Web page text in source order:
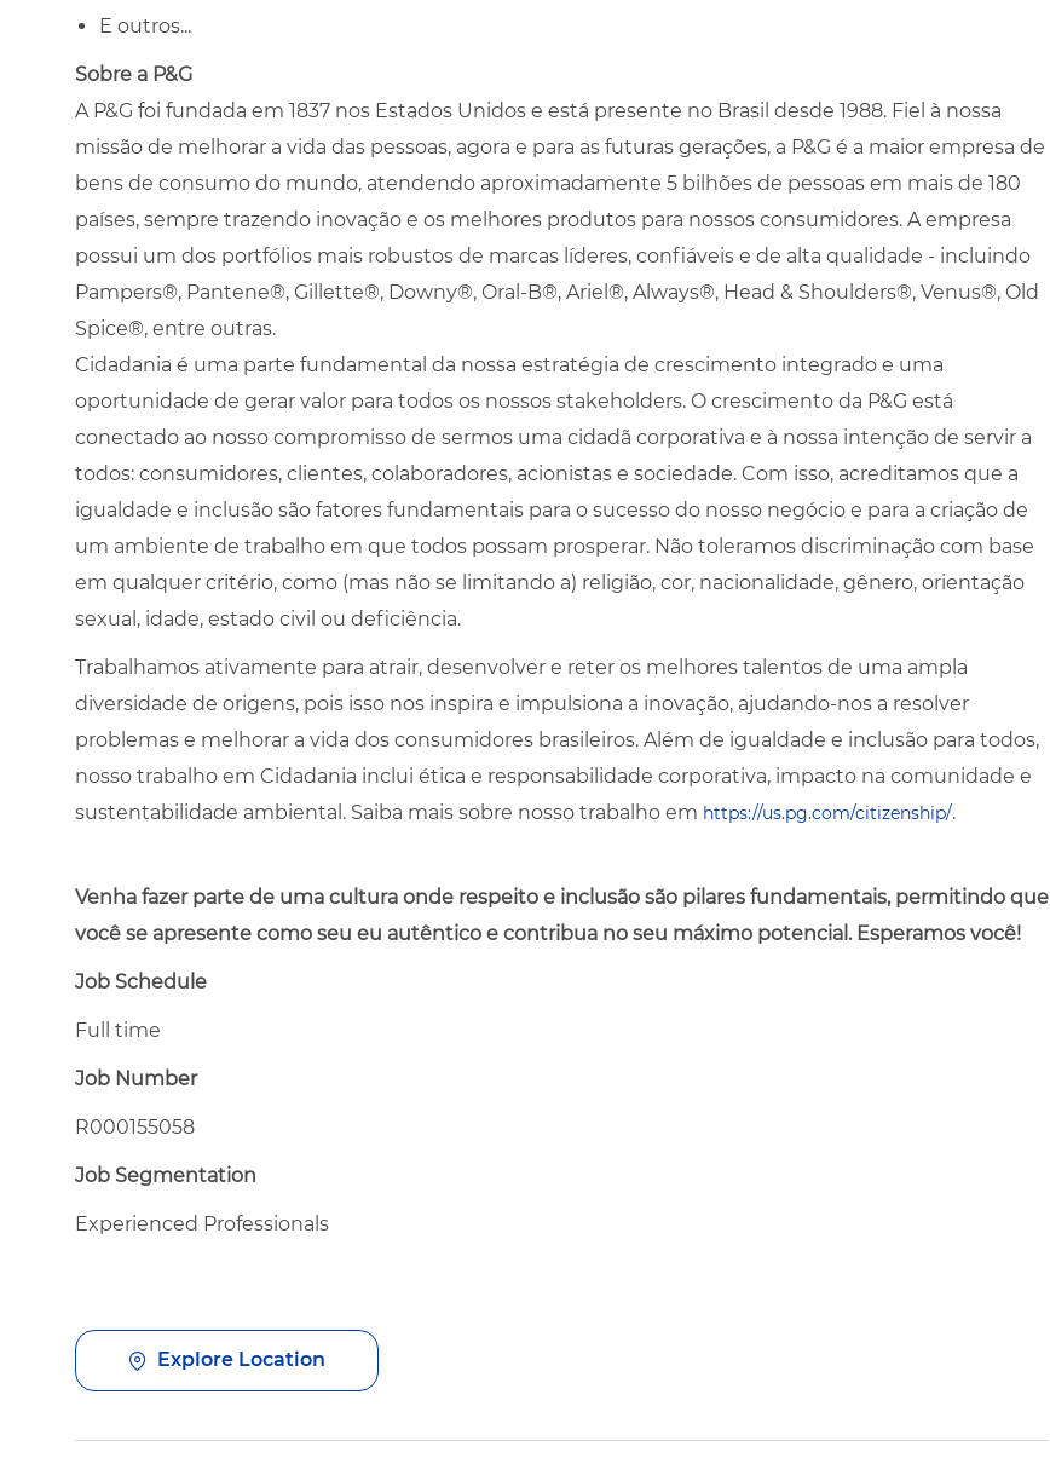
E outros...
Sobre a P&G
A P&G foi fundada em 1837 nos Estados Unidos e está presente no Brasil desde 1988. Fiel à nossa
missão de melhorar a vida das pessoas, agora e para as futuras gerações, a P&G é a maior empresa de
bens de consumo do mundo, atendendo aproximadamente 5 bilhões de pessoas em mais de 180
países, sempre trazendo inovação e os melhores produtos para nossos consumidores. A empresa
possui um dos portfólios mais robustos de marcas líderes, confiáveis e de alta qualidade - incluindo
Pampers®, Pantene®, Gillette®, Downy®, Oral-B®, Ariel®, Always®, Head & Shoulders®, Venus®, Old
Spice®, entre outras.
Cidadania é uma parte fundamental da nossa estratégia de crescimento integrado e uma
oportunidade de gerar valor para todos os nossos stakeholders. O crescimento da P&G está
conectado ao nosso compromisso de sermos uma cidadã corporativa e à nossa intenção de servir a
todos: consumidores, clientes, colaboradores, acionistas e sociedade. Com isso, acreditamos que a
igualdade e inclusão são fatores fundamentais para o sucesso do nosso negócio e para a criação de
um ambiente de trabalho em que todos possam prosperar. Não toleramos discriminação com base
em qualquer critério, como (mas não se limitando a) religião, cor, nacionalidade, gênero, orientação
sexual, idade, estado civil ou deficiência.
Trabalhamos ativamente para atrair, desenvolver e reter os melhores talentos de uma ampla
diversidade de origens, pois isso nos inspira e impulsiona a inovação, ajudando-nos a resolver
problemas e melhorar a vida dos consumidores brasileiros. Além de igualdade e inclusão para todos,
nosso trabalho em Cidadania inclui ética e responsabilidade corporativa, impacto na comunidade e
sustentabilidade ambiental. Saiba mais sobre nosso trabalho em https://us.pg.com/citizenship/.
Venha fazer parte de uma cultura onde respeito e inclusão são pilares fundamentais, permitindo que
você se apresente como seu eu autêntico e contribua no seu máximo potencial. Esperamos você!
Job Schedule
Full time
Job Number
R000155058
Job Segmentation
Experienced Professionals
Explore Location